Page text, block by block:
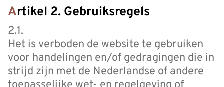
Artikel 2. Gebruiksregels
2.1.
Het is verboden de website te gebruiken
voor handelingen en/of gedragingen die in
strijd zijn met de Nederlandse of andere